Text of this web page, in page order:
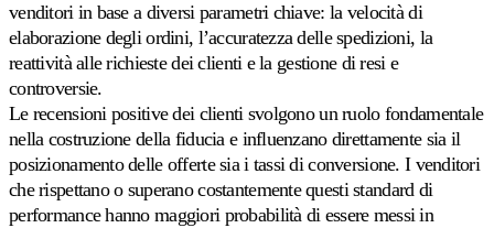
venditori in base a diversi parametri chiave: la velocità di
elaborazione degli ordini, l’accuratezza delle spedizioni, la
reattività alle richieste dei clienti e la gestione di resi e
controversie.
Le recensioni positive dei clienti svolgono un ruolo fondamentale
nella costruzione della fiducia e influenzano direttamente sia il
posizionamento delle offerte sia i tassi di conversione. I venditori
che rispettano o superano costantemente questi standard di
performance hanno maggiori probabilità di essere messi in